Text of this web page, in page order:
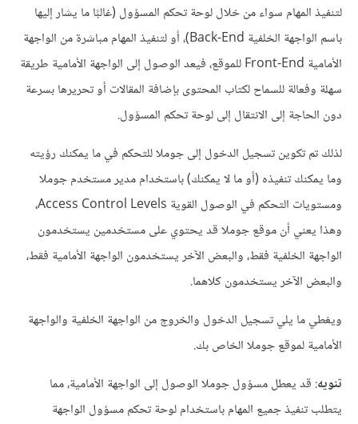
لتنفيذ المهام سواء من خلال لوحة تحكم المسؤول (غالبًا ما يشار إليها
باسم الواجهة الخلفية Back-End)، أو لتنفيذ المهام مباشرة من الواجهة
الأمامية Front-End للموقع، فيعد الوصول إلى الواجهة الأمامية طريقة
سهلة وفعالة للسماح لكتاب المحتوى بإضافة المقالات أو تحريرها بسرعة
دون الحاجة إلى الانتقال إلى لوحة تحكم المسؤول.
لذلك تم تكوين تسجيل الدخول إلى جوملا للتحكم في ما يمكنك رؤيته
وما يمكنك تنفيذه (أو ما لا يمكنك) باستخدام مدير مستخدم جوملا
ومستويات التحكم في الوصول القوية Access Control Levels،
وهذا يعني أن موقع جوملا قد يحتوي على مستخدمين يستخدمون
الواجهة الخلفية فقط، والبعض الآخر يستخدمون الواجهة الأمامية فقط،
والبعض الآخر يستخدمون كلاهما.
ويغطي ما يلي تسجيل الدخول والخروج من الواجهة الخلفية والواجهة
الأمامية لموقع جوملا الخاص بك.
تنويه: قد يعطل مسؤول جوملا الوصول إلى الواجهة الأمامية، مما
يتطلب تنفيذ جميع المهام باستخدام لوحة تحكم مسؤول الواجهة